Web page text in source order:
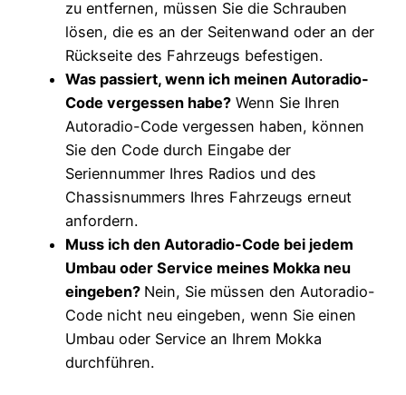
zu entfernen, müssen Sie die Schrauben
lösen, die es an der Seitenwand oder an der
Rückseite des Fahrzeugs befestigen.
Was passiert, wenn ich meinen Autoradio-
Code vergessen habe? Wenn Sie Ihren
Autoradio-Code vergessen haben, können
Sie den Code durch Eingabe der
Seriennummer Ihres Radios und des
Chassisnummers Ihres Fahrzeugs erneut
anfordern.
Muss ich den Autoradio-Code bei jedem
Umbau oder Service meines Mokka neu
eingeben? Nein, Sie müssen den Autoradio-
Code nicht neu eingeben, wenn Sie einen
Umbau oder Service an Ihrem Mokka
durchführen.